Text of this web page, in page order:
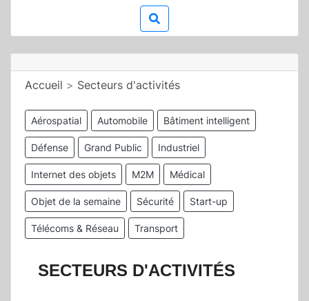
Accueil > Secteurs d'activités
Aérospatial Automobile Bâtiment intelligent
Défense Grand Public Industriel
Internet des objets M2M Médical
Objet de la semaine Sécurité Start-up
Télécoms & Réseau Transport
SECTEURS D'ACTIVITÉS